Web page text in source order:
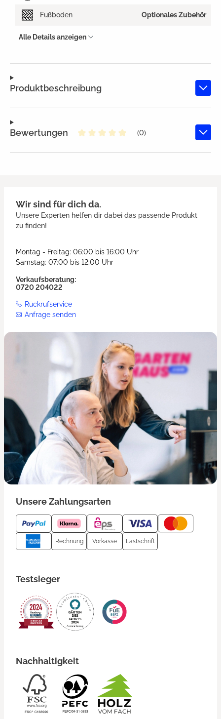
Produktbeschreibung
Bewertungen
(0)
Fußboden Optionales Zubehör
Alle Details anzeigen
Wir sind für dich da.
Unsere Experten helfen dir dabei das passende Produkt
zu finden!
Montag - Freitag: 06:00 bis 16:00 Uhr
Samstag: 07:00 bis 12:00 Uhr
Verkaufsberatung:
0720 204022
Rückrufservice
Anfrage senden
Unsere Zahlungsarten
Rechnung Vorkasse Lastschrift
Testsieger
Nachhaltigkeit